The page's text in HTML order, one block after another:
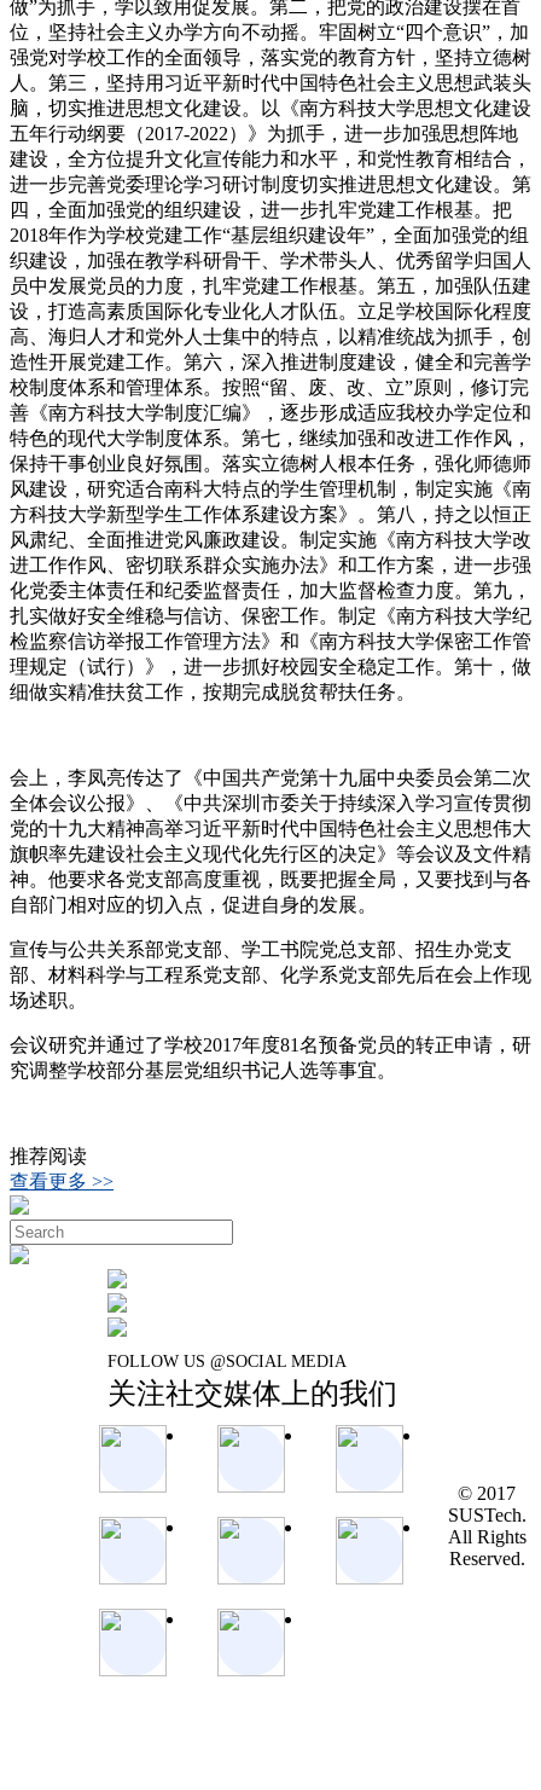
做”为抓手，学以致用促发展。第二，把党的政治建设摆在首
位，坚持社会主义办学方向不动摇。牢固树立“四个意识”，加
强党对学校工作的全面领导，落实党的教育方针，坚持立德树
人。第三，坚持用习近平新时代中国特色社会主义思想武装头
脑，切实推进思想文化建设。以《南方科技大学思想文化建设
五年行动纲要（2017-2022）》为抓手，进一步加强思想阵地
建设，全方位提升文化宣传能力和水平，和党性教育相结合，
进一步完善党委理论学习研讨制度切实推进思想文化建设。第
四，全面加强党的组织建设，进一步扎牢党建工作根基。把
2018年作为学校党建工作“基层组织建设年”，全面加强党的组
织建设，加强在教学科研骨干、学术带头人、优秀留学归国人
员中发展党员的力度，扎牢党建工作根基。第五，加强队伍建
设，打造高素质国际化专业化人才队伍。立足学校国际化程度
高、海归人才和党外人士集中的特点，以精准统战为抓手，创
造性开展党建工作。第六，深入推进制度建设，健全和完善学
校制度体系和管理体系。按照“留、废、改、立”原则，修订完
善《南方科技大学制度汇编》，逐步形成适应我校办学定位和
特色的现代大学制度体系。第七，继续加强和改进工作作风，
保持干事创业良好氛围。落实立德树人根本任务，强化师德师
风建设，研究适合南科大特点的学生管理机制，制定实施《南
方科技大学新型学生工作体系建设方案》。第八，持之以恒正
风肃纪、全面推进党风廉政建设。制定实施《南方科技大学改
进工作作风、密切联系群众实施办法》和工作方案，进一步强
化党委主体责任和纪委监督责任，加大监督检查力度。第九，
扎实做好安全维稳与信访、保密工作。制定《南方科技大学纪
检监察信访举报工作管理方法》和《南方科技大学保密工作管
理规定（试行）》，进一步抓好校园安全稳定工作。第十，做
细做实精准扶贫工作，按期完成脱贫帮扶任务。
会上，李凤亮传达了《中国共产党第十九届中央委员会第二次
全体会议公报》、《中共深圳市委关于持续深入学习宣传贯彻
党的十九大精神高举习近平新时代中国特色社会主义思想伟大
旗帜率先建设社会主义现代化先行区的决定》等会议及文件精
神。他要求各党支部高度重视，既要把握全局，又要找到与各
自部门相对应的切入点，促进自身的发展。
宣传与公共关系部党支部、学工书院党总支部、招生办党支
部、材料科学与工程系党支部、化学系党支部先后在会上作现
场述职。
会议研究并通过了学校2017年度81名预备党员的转正申请，研
究调整学校部分基层党组织书记人选等事宜。
推荐阅读
查看更多 >>
FOLLOW US @SOCIAL MEDIA
关注社交媒体上的我们
© 2017
SUSTech.
All Rights
Reserved.